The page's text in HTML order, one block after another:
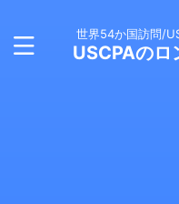
世界54か国訪問/
USCPAのロ